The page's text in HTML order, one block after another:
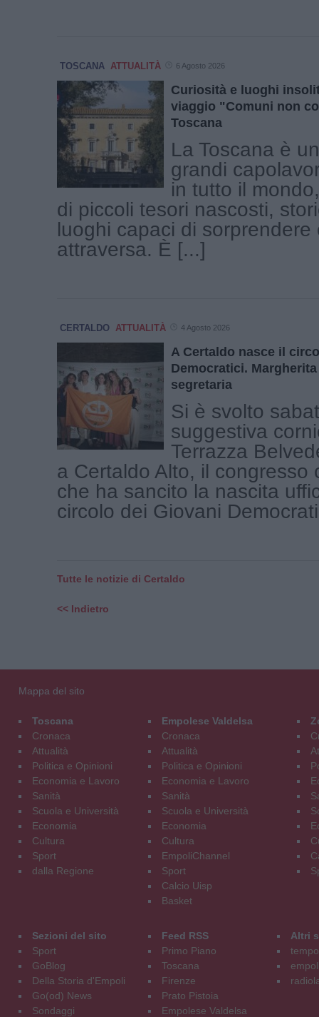
TOSCANA ATTUALITÀ 6 Agosto 2026
Curiosità e luoghi
viaggio "Comuni non
Toscana
La Toscana è
grandi
in tutto il
di piccoli tesori nascosti,
luoghi capaci di sorprendere
attraversa. È [...]
CERTALDO ATTUALITÀ 4 Agosto 2026
A Certaldo nasce il
Democratici.
segretaria
Si è svolto
suggestiva
Terrazza
a Certaldo Alto, il congresso
che ha sancito la nascita
circolo dei Giovani
Tutte le notizie di Certaldo
<< Indietro
Mappa del sito
Toscana
Cronaca
Attualità
Politica e Opinioni
Economia e Lavoro
Sanità
Scuola e Università
Economia
Cultura
Sport
dalla Regione
Empolese Valdelsa
Cronaca
Attualità
Politica e Opinioni
Economia e Lavoro
Sanità
Scuola e Università
Economia
Cultura
EmpoliChannel
Sport
Calcio Uisp
Basket
Sezioni del sito
Sport
GoBlog
Della Storia d'Empoli
Go(od) News
Sondaggi
Feed RSS
Primo Piano
Toscana
Firenze
Prato Pistoia
Empolese Valdelsa
Altri